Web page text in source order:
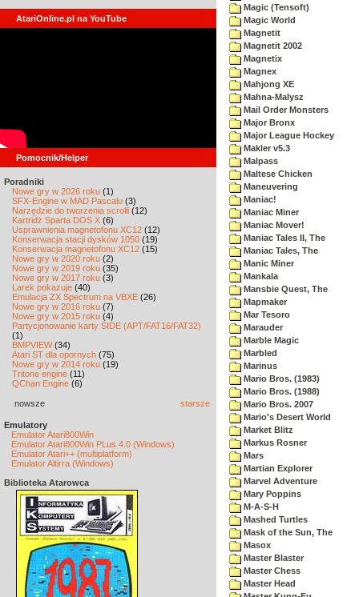
AtariOnline.pl na YouTube
Pomocnik/Helper
Poradniki
Nowe gry w 2026 roku (1)
SFX-Engine w MAD Pascalu (3)
Narzędzie do tworzenia scrolli (12)
Kartridż Sparta DOS X (6)
Usprawnienia magnetofonu XC12 (12)
Konserwacja stacji dysków 1050 (19)
Konserwacja magnetofonu XC12 (15)
Nowe gry w 2020 roku (2)
Nowe gry w 2019 roku (35)
Nowe gry w 2017 roku (3)
Larek pokazuje (40)
Emulacja ZX Spectrum na VBXE (26)
Nowe gry w 2016 roku (7)
Nowe gry w 2015 roku (4)
Partycjonowanie karty SIDE (APT/FAT16/FAT32)
(1)
BMPVIEW(34)
Atari ST dla opornych (75)
Nowe gry w 2014 roku (19)
Tritone engine (11)
QChan Engine (6)
nowsze starsze
Emulatory
Emulator Atari800Win
Emulator Atari800Win PLus 4.0 (Windows)
Emulator Atari++ (multiplatform)
Emulator Altirra (Windows)
Biblioteka Atarowca
Magic (Tensoft)
Magic World
Magnetit
Magnetit 2002
Magnetix
Magnex
Mahjong XE
Mahna-Malysz
Mail Order Monsters
Major Bronx
Major League Hockey
Makler v5.3
Malpass
Maltese Chicken
Maneuvering
Maniac!
Maniac Miner
Maniac Mover!
Maniac Tales II, The
Maniac Tales, The
Manic Miner
Mankala
Mansbie Quest, The
Mapmaker
Mar Tesoro
Marauder
Marble Magic
Marbled
Marinus
Mario Bros. (1983)
Mario Bros. (1988)
Mario Bros. 2007
Mario's Desert World
Market Blitz
Markus Rosner
Mars
Martian Explorer
Marvel Adventure
Mary Poppins
M-A-S-H
Mashed Turtles
Mask of the Sun, The
Masox
Master Blaster
Master Chess
Master Head